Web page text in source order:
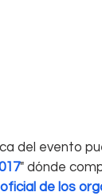
del evento
" dónde
de los